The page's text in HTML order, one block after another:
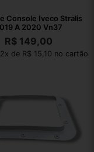
Console Iveco Stralis
A 2020 Vn37
R$ 149,00
de R$ 15,10 no cartão